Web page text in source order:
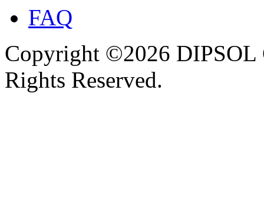
FAQ
Copyright ©2026
Rights Reserved.